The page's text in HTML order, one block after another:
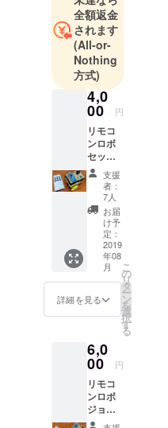
全額返金
されます
(All-or-
Nothing
方式)
4,0
00 円
リモコ
ンロボ
セット
リモコ
ンロボ1
台に基
本リモ
コン付
属 動か
して楽
しめる
セット
です。
リモコ
ンロボ
ン x1
支援
者：
7人
お届
け予
定：
2019
年08
月
詳細を見る
こ
の
リ
タ
ー
ン
を
選
択
す
る
6,0
00 円
リモコ
ンロボ
ジョイ
ス